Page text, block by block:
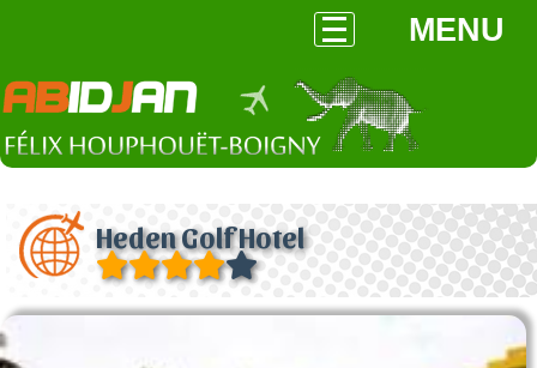
MENU
Heden Golf Hotel